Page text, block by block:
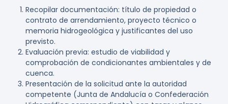
Recopilar documentación: título de propiedad o
contrato de arrendamiento, proyecto técnico o
memoria hidrogeológica y justificantes del uso
previsto.
Evaluación previa: estudio de viabilidad y
comprobación de condicionantes ambientales y de
cuenca.
Presentación de la solicitud ante la autoridad
competente (Junta de Andalucía o Confederación